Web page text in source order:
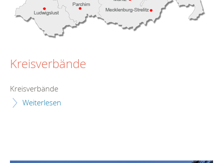
Kreisverbände
Kreisverbände
Weiterlesen